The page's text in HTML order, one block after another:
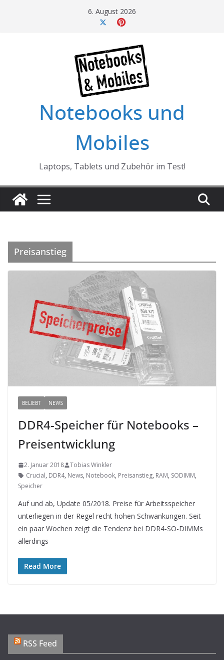
6. August 2026
Notebooks und
Mobiles
Laptops, Tablets und Zubehör im Test!
Preisanstieg
BELIEBT NEWS
DDR4-Speicher für Notebooks –
Preisentwicklung
2. Januar 2018
Tobias Winkler
Crucial, DDR4, News, Notebook, Preisanstieg, RAM, SODIMM,
Speicher
Auf und ab, Update 05/2018. Preise für Arbeitsspeicher
unterliegen in der Regel recht hohen Schwankungen. Seit
ein paar Wochen zeigt die Tendenz bei DDR4-SO-DIMMs
allerdings
Read More
RSS Feed